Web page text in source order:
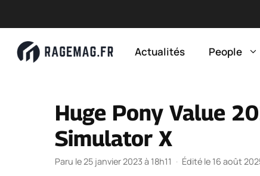
Actualités People
Huge Pony Value
Simulator X
Paru le 25 janvier 2023 à 18h11 · Édité le 16 août